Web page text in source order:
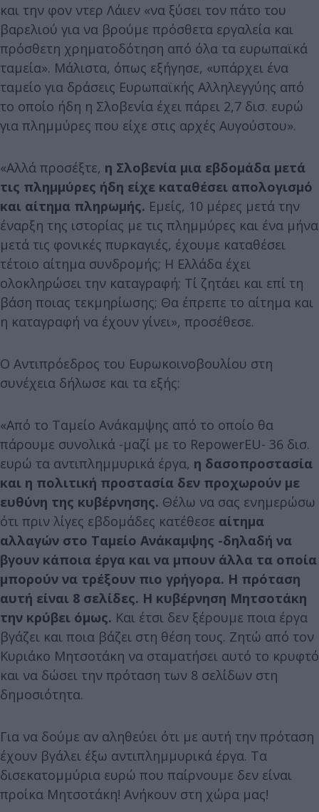
και την φον ντερ Λάιεν «να ξύσει τον πάτο του
βαρελιού για να βρούμε πρόσθετα εργαλεία και
πρόσθετη χρηματοδότηση από όλα τα ευρωπαϊκά
ταμεία». Μάλιστα, όπως εξήγησε, «υπάρχει ένα
ταμείο για δράσεις Ευρωπαϊκής Αλληλεγγύης από
το οποίο ήδη η Σλοβενία έχει πάρει 2,7 δισ. ευρώ
για πλημμύρες που είχε στις αρχές Αυγούστου».
«Αλλά προσέξτε, η Σλοβενία μια εβδομάδα μετά
τις πλημμύρες ήδη είχε καταθέσει απολογισμό
και αίτημα πληρωμής. Εμείς, 10 μέρες μετά την
έναρξη της ιστορίας με τις πλημμύρες και ένα μήνα
μετά τις φονικές πυρκαγιές, έχουμε καταθέσει
τέτοιο αίτημα συνδρομής; Η Ελλάδα έχει
ολοκληρώσει την καταγραφή; Τί ζητάει και επί τη
βάση ποιας τεκμηρίωσης; Θα έπρεπε το αίτημα και
η καταγραφή να έχουν γίνει», προσέθεσε.
Ο Αντιπρόεδρος του Ευρωκοινοβουλίου στη
συνέχεια δήλωσε και τα εξής:
«Από το Ταμείο Ανάκαμψης από το οποίο θα
πάρουμε συνολικά -μαζί με το RepowerEU- 36 δισ.
ευρώ τα αντιπλημμυρικά έργα, η δασοπροστασία
και η πολιτική προστασία δεν προχωρούν με
ευθύνη της κυβέρνησης. Θέλω να σας ενημερώσω
ότι πριν λίγες εβδομάδες κατέθεσε αίτημα
αλλαγών στο Ταμείο Ανάκαμψης -δηλαδή να
βγουν κάποια έργα και να μπουν άλλα τα οποία
μπορούν να τρέξουν πιο γρήγορα. Η πρόταση
αυτή είναι 8 σελίδες. Η κυβέρνηση Μητσοτάκη
την κρύβει όμως. Και έτσι δεν ξέρουμε ποια έργα
βγάζει και ποια βάζει στη θέση τους. Ζητώ από τον
Κυριάκο Μητσοτάκη να σταματήσει αυτό το κρυφτό
και να δώσει την πρόταση των 8 σελίδων στη
δημοσιότητα.
Για να δούμε αν αληθεύει ότι με αυτή την πρόταση
έχουν βγάλει έξω αντιπλημμυρικά έργα. Τα
δισεκατομμύρια ευρώ που παίρνουμε δεν είναι
προίκα Μητσοτάκη! Ανήκουν στη χώρα μας!